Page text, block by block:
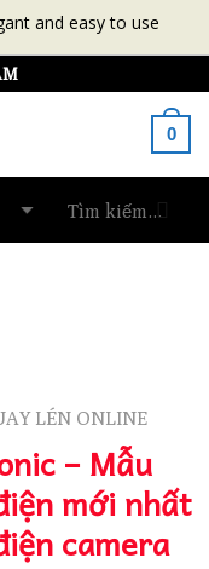
0
LÉN ONLINE
– Mẫu
mới nhất
camera
and easy to use